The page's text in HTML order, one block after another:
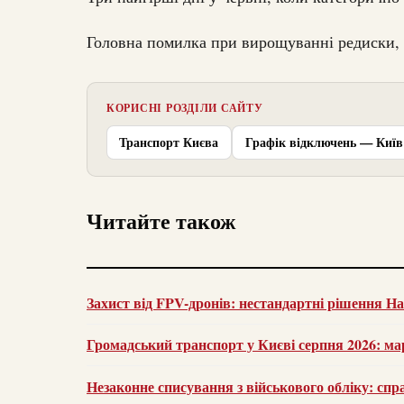
Головна помилка при вирощуванні
КОРИСНІ РОЗДІЛИ САЙТУ
Транспорт Києва Графік відключень — Київ
Читайте також
Захист від FPV-дронів: нестандартні рішення
Громадський транспорт у Києві серпня 2026:
Незаконне списування з військового обліку: